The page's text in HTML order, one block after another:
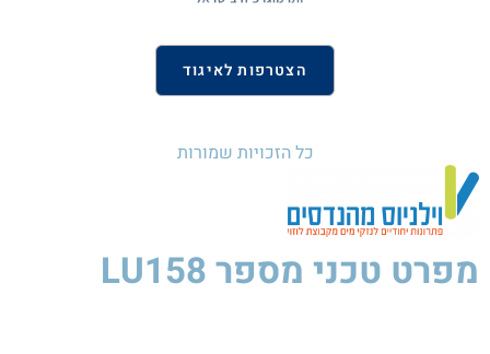
הצטרפות לאיגוד
כל הזכויות שמורות
מפרט טכנימספר LU158